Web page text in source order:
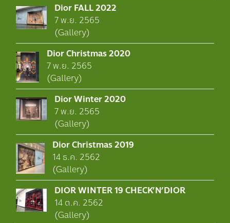
Dior FALL 2022
7 พ.ย. 2565
(Gallery)
Dior Christmas 2020
7 พ.ย. 2565
(Gallery)
Dior Winter 2020
7 พ.ย. 2565
(Gallery)
Dior Christmas 2019
14 ธ.ค. 2562
(Gallery)
DIOR WINTER 19 CHECK’N’DIOR
14 ต.ค. 2562
(Gallery)